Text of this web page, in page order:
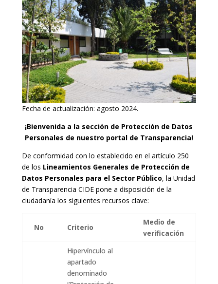
Fecha de actualización: agosto 2024.
¡Bienvenida a la sección de Protección de Datos
Personales de nuestro portal de Transparencia!
De conformidad con lo establecido en el artículo 250
de los Lineamientos Generales de Protección de
Datos Personales para el Sector Público, la Unidad
de Transparencia CIDE pone a disposición de la
ciudadanía los siguientes recursos clave:
No Criterio
Medio de
verificación
Hipervínculo al
apartado
denominado